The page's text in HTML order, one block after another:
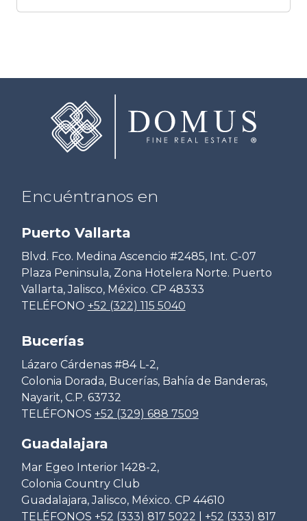
Encuéntranos en
Puerto Vallarta
Blvd. Fco. Medina Ascencio #2485, Int. C-07
Plaza Peninsula, Zona Hotelera Norte. Puerto
Vallarta, Jalisco, México. CP 48333
TELÉFONO +52 (322) 115 5040
Bucerías
Lázaro Cárdenas #84 L-2,
Colonia Dorada, Bucerías, Bahía de Banderas,
Nayarit, C.P. 63732
TELÉFONOS +52 (329) 688 7509
Guadalajara
Mar Egeo Interior 1428-2,
Colonia Country Club
Guadalajara, Jalisco, México. CP 44610
TELÉFONOS +52 (333) 817 5022 +52 (333) 817